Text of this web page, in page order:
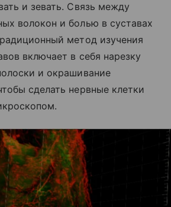
и зевать. Связь между
волокон и болью в суставах
метод изучения
включает в себя нарезку
и окрашивание
сделать нервные клетки